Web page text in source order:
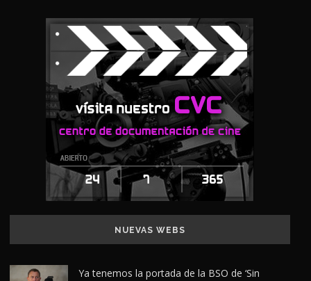
NUEVAS WEBS
Ya tenemos la portada de la BSO de ‘Sin